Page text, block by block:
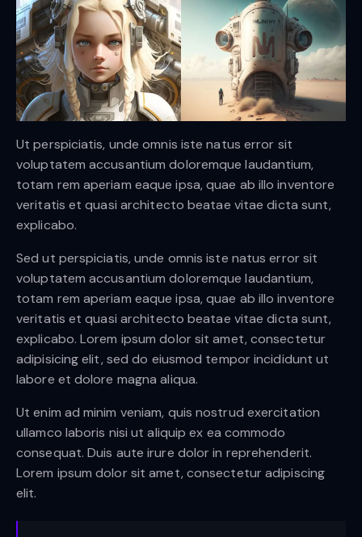
Ut perspiciatis, unde omnis iste natus error sit
voluptatem accusantium doloremque laudantium,
totam rem aperiam eaque ipsa, quae ab illo inventore
veritatis et quasi architecto beatae vitae dicta sunt,
explicabo.
Sed ut perspiciatis, unde omnis iste natus error sit
voluptatem accusantium doloremque laudantium,
totam rem aperiam eaque ipsa, quae ab illo inventore
veritatis et quasi architecto beatae vitae dicta sunt,
explicabo. Lorem ipsum dolor sit amet, consectetur
adipisicing elit, sed do eiusmod tempor incididunt ut
labore et dolore magna aliqua.
Ut enim ad minim veniam, quis nostrud exercitation
ullamco laboris nisi ut aliquip ex ea commodo
consequat. Duis aute irure dolor in reprehenderit.
Lorem ipsum dolor sit amet, consectetur adipiscing
elit.